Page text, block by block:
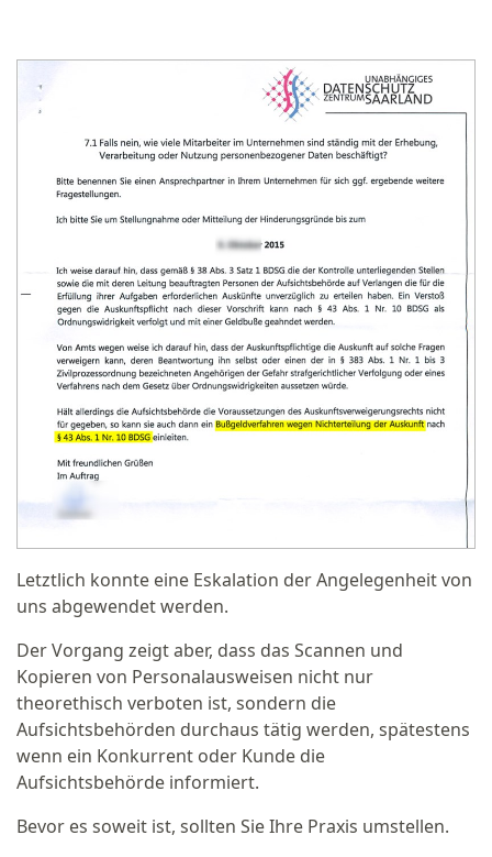
Letztlich konnte eine Eskalation der Angelegenheit von
uns abgewendet werden.
Der Vorgang zeigt aber, dass das Scannen und
Kopieren von Personalausweisen nicht nur
theorethisch verboten ist, sondern die
Aufsichtsbehörden durchaus tätig werden, spätestens
wenn ein Konkurrent oder Kunde die
Aufsichtsbehörde informiert.
Bevor es soweit ist, sollten Sie Ihre Praxis umstellen.